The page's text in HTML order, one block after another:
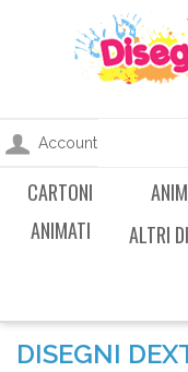
Account
CARTONI
ANIMATI
ALTRI
DISEGNI